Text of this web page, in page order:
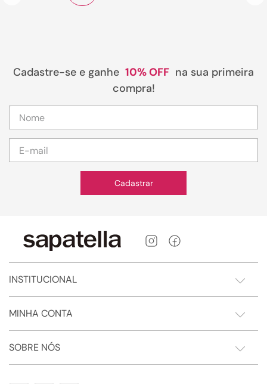
Cadastre-se e ganhe 10% OFF na sua primeira
compra!
Cadastrar
INSTITUCIONAL
MINHA CONTA
SOBRE NÓS